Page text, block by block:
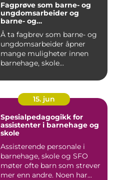
Fagprøve som barne- og
ungdomsarbeider og
barne- og
ungdomsarbeiderfaget VG
Å ta fagbrev som barne- og
ungdomsarbeider åpner
mange muligheter innen
barnehage, skole...
15. jun
Spesialpedagogikk for
assistenter i barnehage og
skole
Assisterende personale i
barnehage, skole og SFO
møter ofte barn som strever
mer enn andre. Noen har...